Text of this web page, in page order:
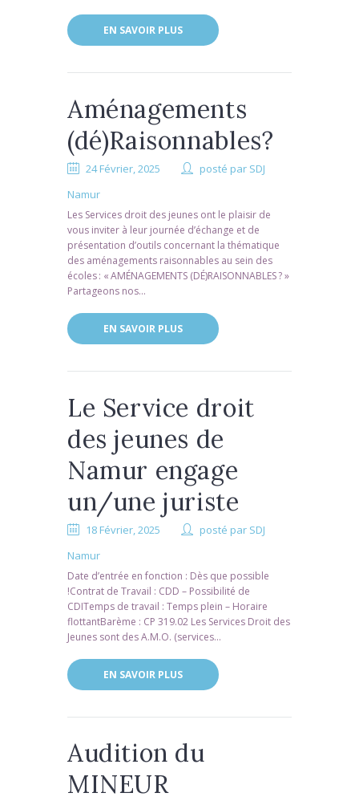
EN SAVOIR PLUS
Aménagements
(dé)Raisonnables?
24 Février, 2025 posté par SDJ
Namur
Les Services droit des jeunes ont le plaisir de
vous inviter à leur journée d’échange et de
présentation d’outils concernant la thématique
des aménagements raisonnables au sein des
écoles : « AMÉNAGEMENTS (DÉ)RAISONNABLES ? »
Partageons nos...
EN SAVOIR PLUS
Le Service droit
des jeunes de
Namur engage
un/une juriste
18 Février, 2025 posté par SDJ
Namur
Date d’entrée en fonction : Dès que possible
!Contrat de Travail : CDD – Possibilité de
CDITemps de travail : Temps plein – Horaire
flottantBarème : CP 319.02 Les Services Droit des
Jeunes sont des A.M.O. (services...
EN SAVOIR PLUS
Audition du
MINEUR